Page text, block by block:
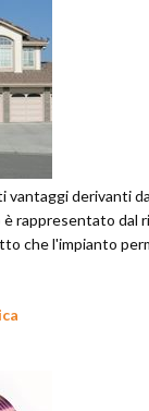
vantaggi derivanti
rappresentato dal
che l'impianto